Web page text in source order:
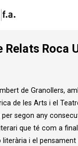
Relats Roca
de Granollers,
de les Arts i el
segon any
que té com a
i el